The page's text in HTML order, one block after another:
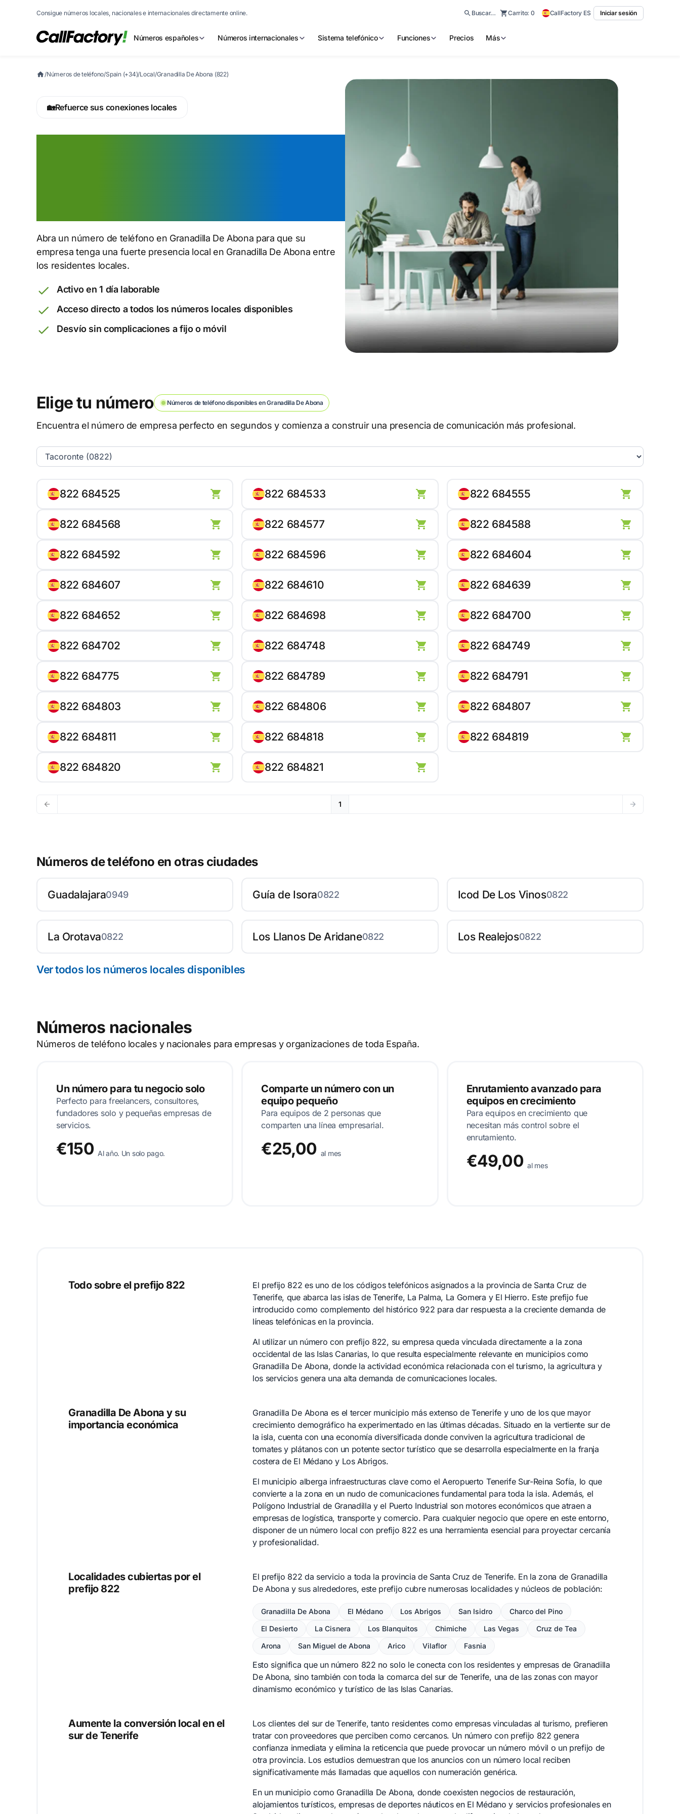
Consigue números locales, nacionales e internacionales directamente online. Buscar… Carrito: 0 CallFactory ES Iniciar sesión
Números españoles Números internacionales Sistema telefónico Funciones Precios Más
/Números de teléfono/Spain (+34)/Local/Granadilla De Abona (822)
🏡Refuerce sus conexiones locales
Abra un número de teléfono en Granadilla De Abona para que su
empresa tenga una fuerte presencia local en Granadilla De Abona entre
los residentes locales.
Activo en 1 día laborable
Acceso directo a todos los números locales disponibles
Desvío sin complicaciones a fijo o móvil
Elige tu número Números de teléfono disponibles en Granadilla De Abona
Encuentra el número de empresa perfecto en segundos y comienza a construir una presencia de comunicación más profesional.
822 684525
822 684568
822 684592
822 684607
822 684652
822 684702
822 684775
822 684803
822 684811
822 684820
822 684533
822 684577
822 684596
822 684610
822 684698
822 684748
822 684789
822 684806
822 684818
822 684821
822 684555
822 684588
822 684604
822 684639
822 684700
822 684749
822 684791
822 684807
822 684819
1
Números de teléfono en otras ciudades
Guadalajara0949 Guía de Isora0822 Icod De Los Vinos0822
La Orotava0822 Los Llanos De Aridane0822 Los Realejos0822
Ver todos los números locales disponibles
Números nacionales
Números de teléfono locales y nacionales para empresas y organizaciones de toda España.
Un número para tu negocio solo
Perfecto para freelancers, consultores,
fundadores solo y pequeñas empresas de
servicios.
€150 Al año. Un solo pago.
Comparte un número con un
equipo pequeño
Para equipos de 2 personas que
comparten una línea empresarial.
€25,00 al mes
Enrutamiento avanzado para
equipos en crecimiento
Para equipos en crecimiento que
necesitan más control sobre el
enrutamiento.
€49,00 al mes
Todo sobre el prefijo 822
El prefijo 822 es uno de los códigos telefónicos asignados a la provincia de Santa Cruz de
Tenerife, que abarca las islas de Tenerife, La Palma, La Gomera y El Hierro. Este prefijo fue
introducido como complemento del histórico 922 para dar respuesta a la creciente demanda de
líneas telefónicas en la provincia.
Al utilizar un número con prefijo 822, su empresa queda vinculada directamente a la zona
occidental de las Islas Canarias, lo que resulta especialmente relevante en municipios como
Granadilla De Abona, donde la actividad económica relacionada con el turismo, la agricultura y
los servicios genera una alta demanda de comunicaciones locales.
Granadilla De Abona y su
importancia económica
Granadilla De Abona es el tercer municipio más extenso de Tenerife y uno de los que mayor
crecimiento demográfico ha experimentado en las últimas décadas. Situado en la vertiente sur de
la isla, cuenta con una economía diversificada donde conviven la agricultura tradicional de
tomates y plátanos con un potente sector turístico que se desarrolla especialmente en la franja
costera de El Médano y Los Abrigos.
El municipio alberga infraestructuras clave como el Aeropuerto Tenerife Sur-Reina Sofía, lo que
convierte a la zona en un nudo de comunicaciones fundamental para toda la isla. Además, el
Polígono Industrial de Granadilla y el Puerto Industrial son motores económicos que atraen a
empresas de logística, transporte y comercio. Para cualquier negocio que opere en este entorno,
disponer de un número local con prefijo 822 es una herramienta esencial para proyectar cercanía
y profesionalidad.
Localidades cubiertas por el
prefijo 822
El prefijo 822 da servicio a toda la provincia de Santa Cruz de Tenerife. En la zona de Granadilla
De Abona y sus alrededores, este prefijo cubre numerosas localidades y núcleos de población:
Granadilla De Abona El Médano Los Abrigos San Isidro
Charco del Pino
El Desierto
La Cisnera Los Blanquitos Chimiche Las Vegas
Cruz de Tea
Arona
San Miguel de Abona Arico Vilaflor Fasnia
Esto significa que un número 822 no solo le conecta con los residentes y empresas de Granadilla
De Abona, sino también con toda la comarca del sur de Tenerife, una de las zonas con mayor
dinamismo económico y turístico de las Islas Canarias.
Aumente la conversión local en el
sur de Tenerife
Los clientes del sur de Tenerife, tanto residentes como empresas vinculadas al turismo, prefieren
tratar con proveedores que perciben como cercanos. Un número con prefijo 822 genera
confianza inmediata y elimina la reticencia que puede provocar un número móvil o un prefijo de
otra provincia. Los estudios demuestran que los anuncios con un número local reciben
significativamente más llamadas que aquellos con numeración genérica.
En un municipio como Granadilla De Abona, donde coexisten negocios de restauración,
alojamientos turísticos, empresas de deportes náuticos en El Médano y servicios profesionales en